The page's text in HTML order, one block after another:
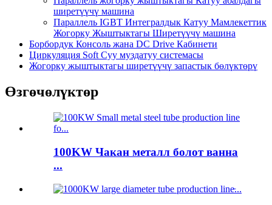
ширетүүчү машина
Параллель IGBT Интегралдык Катуу Мамлекеттик
Жогорку Жыштыктагы Ширетүүчү машина
Борбордук Консоль жана DC Drive Кабинети
Циркуляция Soft Суу муздатуу системасы
Жогорку жыштыктагы ширетүүчү запастык бөлүктөрү
Өзгөчөлүктөр
100KW Чакан металл болот ванна
...